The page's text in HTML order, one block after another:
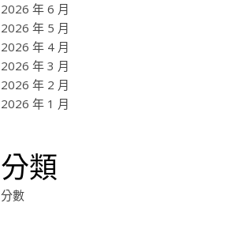
2026 年 6 月
2026 年 5 月
2026 年 4 月
2026 年 3 月
2026 年 2 月
2026 年 1 月
分類
分數